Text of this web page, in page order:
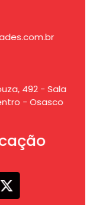
492 - Sala
- Osasco